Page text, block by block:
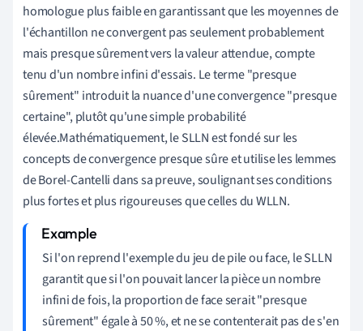
homologue plus faible en garantissant que les moyennes de
l'échantillon ne convergent pas seulement probablement
mais presque sûrement vers la valeur attendue, compte
tenu d'un nombre infini d'essais. Le terme "presque
sûrement" introduit la nuance d'une convergence "presque
certaine", plutôt qu'une simple probabilité
élevée.Mathématiquement, le SLLN est fondé sur les
concepts de convergence presque sûre et utilise les lemmes
de Borel-Cantelli dans sa preuve, soulignant ses conditions
plus fortes et plus rigoureuses que celles du WLLN.
Si l'on reprend l'exemple du jeu de pile ou face, le SLLN
garantit que si l'on pouvait lancer la pièce un nombre
infini de fois, la proportion de face serait "presque
sûrement" égale à 50 %, et ne se contenterait pas de s'en